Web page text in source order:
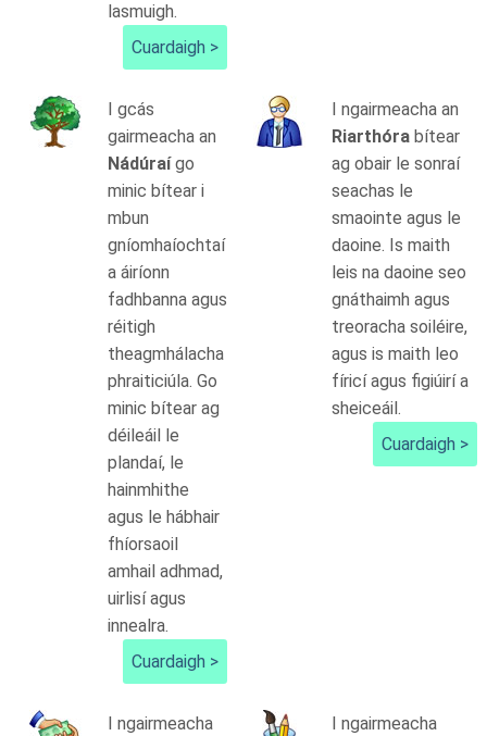
lasmuigh.
Cuardaigh >
I gcás
gairmeacha an
Nádúraígo
minic bítear i
mbun
gníomhaíochtaí
a áiríonn
fadhbanna agus
réitigh
theagmhálacha
phraiticiúla. Go
minic bítear ag
déileáil le
plandaí, le
hainmhithe
agus le hábhair
fhíorsaoil
amhail adhmad,
uirlisí agus
innealra.
Cuardaigh >
I ngairmeacha an
Riarthóra bítear
ag obair le sonraí
seachas le
smaointe agus le
daoine. Is maith
leis na daoine seo
gnáthaimh agus
treoracha soiléire,
agus is maith leo
fíricí agus figiúirí a
sheiceáil.
Cuardaigh >
I ngairmeacha
I ngairmeacha